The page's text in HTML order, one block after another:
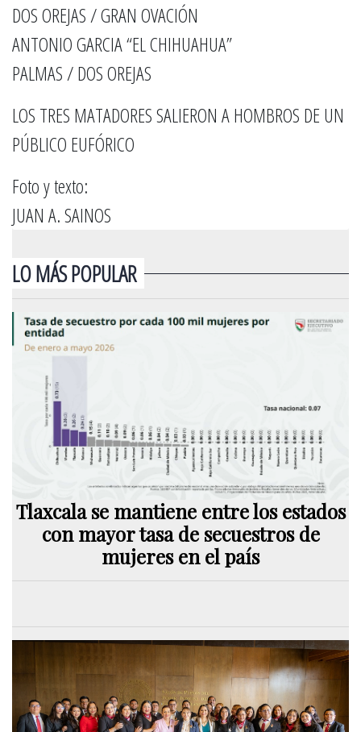
DOS OREJAS / GRAN OVACIÓN
ANTONIO GARCIA “EL CHIHUAHUA”
PALMAS / DOS OREJAS
LOS TRES MATADORES SALIERON A HOMBROS DE UN
PÚBLICO EUFÓRICO
Foto y texto:
JUAN A. SAINOS
LO MÁS POPULAR
Tlaxcala se mantiene entre los estados
con mayor tasa de secuestros de
mujeres en el país